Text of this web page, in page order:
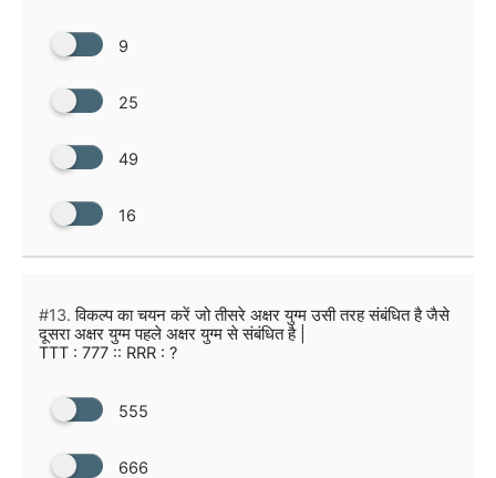
9
25
49
16
#13. विकल्प का चयन करें जो तीसरे अक्षर युग्म उसी तरह संबंधित है जैसे
दूसरा अक्षर युग्म पहले अक्षर युग्म से संबंधित है |
TTT : 777 :: RRR : ?
555
666